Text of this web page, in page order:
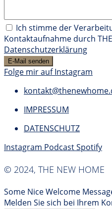
Ich stimme der
Kontaktaufnahme durch
Datenschutzerklärung
Folge mir auf Instagram
IMPRESSUM
DATENSCHUTZ
Instagram PodcastSpotify
© 2024, THE NEW HOME
Some Nice Welcome
Melden Sie sich bei Ihrem